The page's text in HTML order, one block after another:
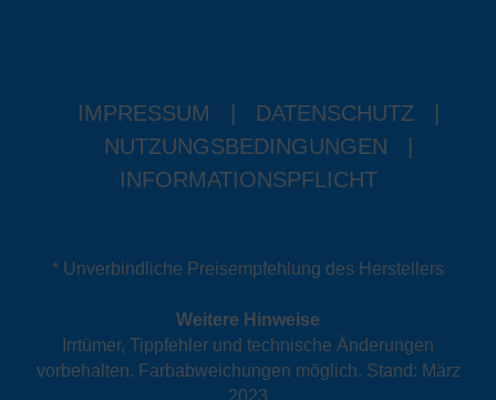
IMPRESSUM DATENSCHUTZ
NUTZUNGSBEDINGUNGEN
INFORMATIONSPFLICHT
* Unverbindliche Preisempfehlung des Herstellers
Weitere Hinweise
Irrtümer, Tippfehler und technische Änderungen
vorbehalten. Farbabweichungen möglich. Stand: März
2023